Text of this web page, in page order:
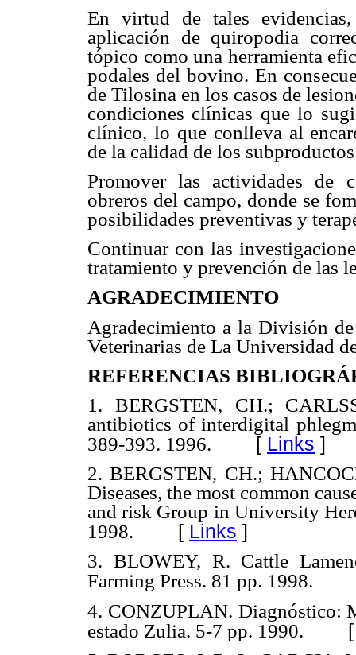
En virtud de tales
aplicación de quiropodia
tópico como una herramienta
podales del bovino. En
de Tilosina en los casos de
condiciones clínicas que lo
clínico, lo que conlleva al
de la calidad de los
Promover las actividades de
obreros del campo, donde se
posibilidades preventivas y
Continuar con las
tratamiento y prevención de las
AGRADECIMIENTO
Agradecimiento a la División
Veterinarias de La Universidad
REFERENCIAS BIBLIOGR
1. BERGSTEN, CH.;
antibiotics of interdigital
389-393. 1996. [ Links ]
2. BERGSTEN, CH.;
Diseases, the most common
and risk Group in University
1998. [ Links ]
3. BLOWEY, R. Cattle
Farming Press. 81 pp. 1998.
4. CONZUPLAN. Diagnóstico:
estado Zulia. 5-7 pp. 1990.